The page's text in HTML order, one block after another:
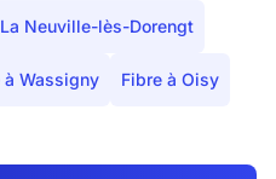
Neuville-lès-Dorengt
à Wassigny Fibre à Oisy